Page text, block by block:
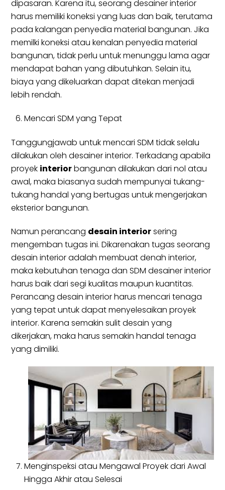
dipasaran. Karena itu, seorang desainer interior
harus memiliki koneksi yang luas dan baik, terutama
pada kalangan penyedia material bangunan. Jika
memilki koneksi atau kenalan penyedia material
bangunan, tidak perlu untuk menunggu lama agar
mendapat bahan yang dibutuhkan. Selain itu,
biaya yang dikeluarkan dapat ditekan menjadi
lebih rendah.
Mencari SDM yang Tepat
Tanggungjawab untuk mencari SDM tidak selalu
dilakukan oleh desainer interior. Terkadang apabila
proyek interiorbangunan dilakukan dari nol atau
awal, maka biasanya sudah mempunyai tukang-
tukang handal yang bertugas untuk mengerjakan
eksterior bangunan.
Namun perancang desain interiorsering
mengemban tugas ini. Dikarenakan tugas seorang
desain interior adalah membuat denah interior,
maka kebutuhan tenaga dan SDM desainer interior
harus baik dari segi kualitas maupun kuantitas.
Perancang desain interior harus mencari tenaga
yang tepat untuk dapat menyelesaikan proyek
interior. Karena semakin sulit desain yang
dikerjakan, maka harus semakin handal tenaga
yang dimiliki.
Menginspeksi atau Mengawal Proyek dari Awal
Hingga Akhir atau Selesai